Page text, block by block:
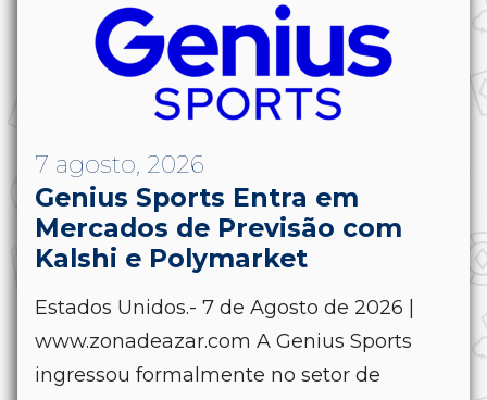
7 agosto, 2026
Genius Sports Entra em
Mercados de Previsão com
Kalshi e Polymarket
Estados Unidos.- 7 de Agosto de 2026 |
www.zonadeazar.com A Genius Sports
ingressou formalmente no setor de